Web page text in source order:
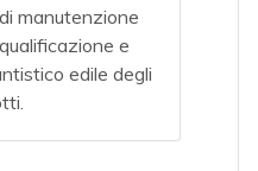
manutenzione
e
edile degli